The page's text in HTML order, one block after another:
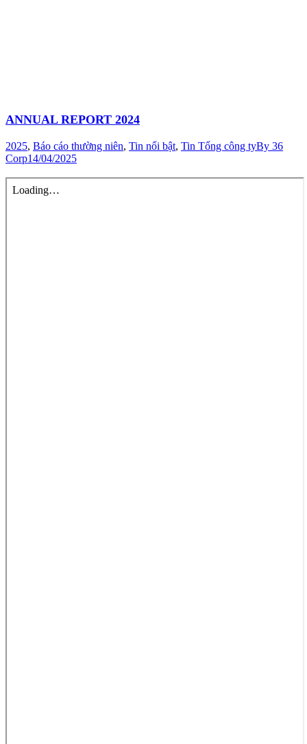
ANNUAL REPORT 2024
2025, Báo cáo thường niên, Tin nổi bật, Tin Tổng công tyBy 36
Corp14/04/2025